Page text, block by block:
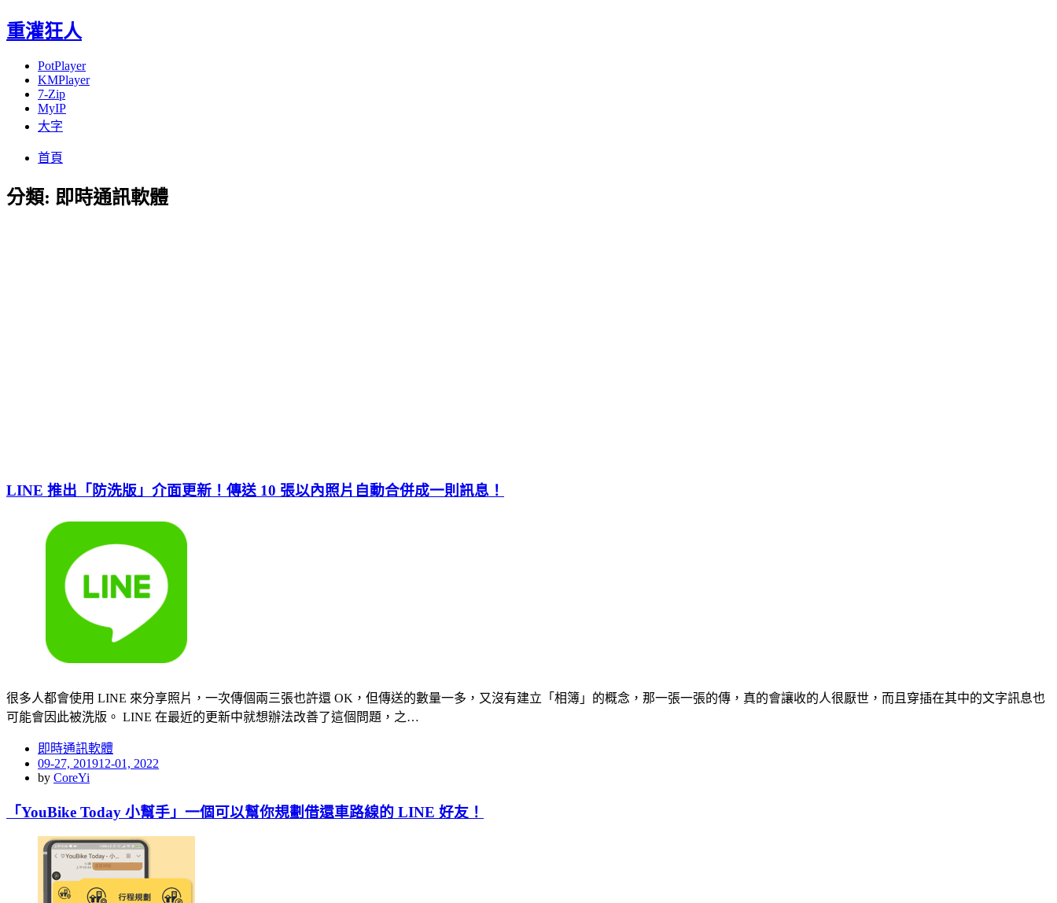
重灌狂人
PotPlayer
KMPlayer
7-Zip
MyIP
大字
首頁
分類: 即時通訊軟體
LINE 推出「防洗版」介面更新！傳送 10 張以內照片自動合併成一則訊息！
很多人都會使用 LINE 來分享照片，一次傳個兩三張也許還 OK，但傳送的數量一多，又沒有建立「相簿」的概念，那一張一張的傳，真的會讓收的人很厭世，而且穿插在其中的文字訊息也
可能會因此被洗版。 LINE 在最近的更新中就想辦法改善了這個問題，之…
即時通訊軟體
Posted
on
09-27, 201912-01, 2022
by CoreYi
「YouBike Today 小幫手」一個可以幫你規劃借還車路線的 LINE 好友！